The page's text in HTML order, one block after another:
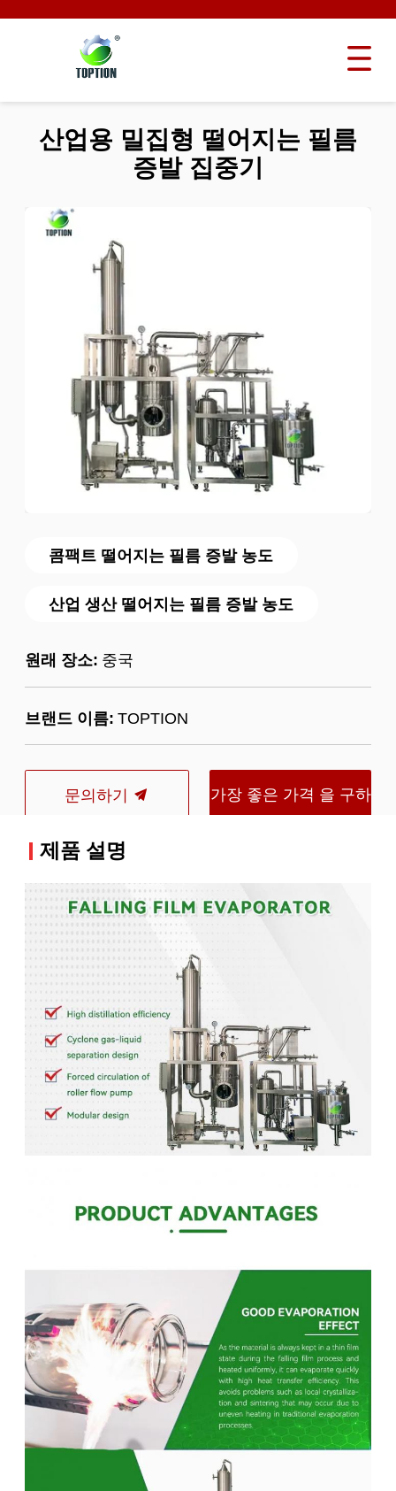
콤팩트 떨어지는 필름 증발 농도
산업 생산 떨어지는 필름 증발 농도
원래 장소: 중국
브랜드 이름: TOPTION
문의하기 가장 좋은 가격 을 구하
산업용 밀집형 떨어지는 필름
증발 집중기
제품 설명